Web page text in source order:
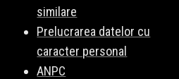
similare
Prelucrarea datelor cu
caracter personal
ANPC